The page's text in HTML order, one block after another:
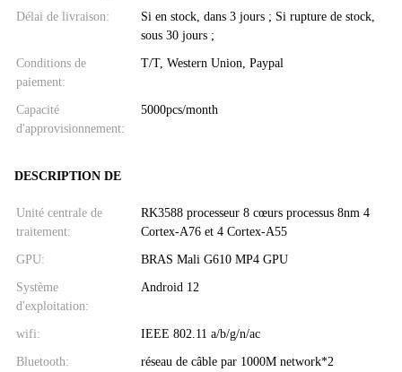
Délai de livraison:
Si en stock, dans 3 jours ; Si rupture de stock,
sous 30 jours ;
Conditions de
paiement:
T/T, Western Union, Paypal
Capacité
d'approvisionnement:
5000pcs/month
DESCRIPTION DE
Unité centrale de
traitement:
RK3588 processeur 8 cœurs processus 8nm 4
Cortex-A76 et 4 Cortex-A55
GPU: BRAS Mali G610 MP4 GPU
Système
d'exploitation:
Android 12
wifi: IEEE 802.11 a/b/g/n/ac
Bluetooth: réseau de câble par 1000M network*2